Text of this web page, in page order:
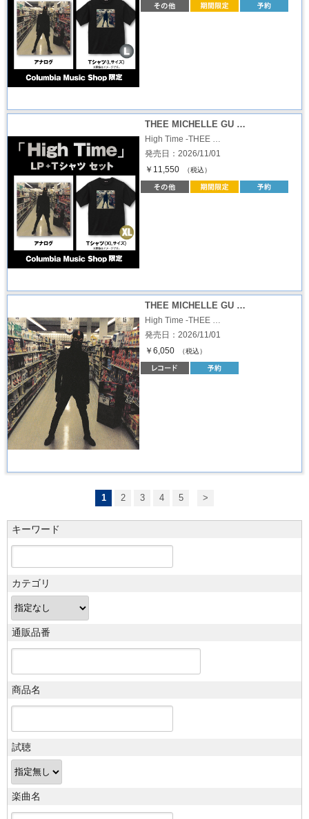
THEE MICHELLE GU …
High Time -THEE …
発売日：2026/11/01
￥11,550
（税込）
THEE MICHELLE GU …
High Time -THEE …
発売日：2026/11/01
￥6,050
（税込）
1 2 3 4 5 >
キーワード
カテゴリ
通販品番
商品名
試聴
楽曲名